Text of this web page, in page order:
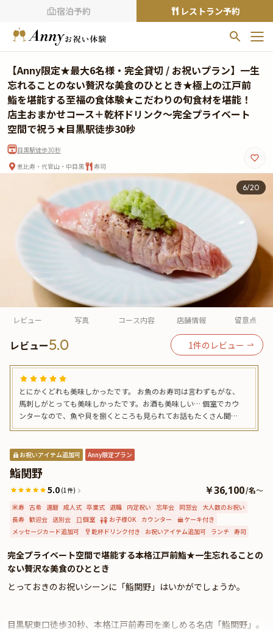
宿泊予約 レストラン予約
お気に入りプラン
お気に入りの登録がありません
プランの をクリックすることで
お気に入りに追加できます。
閲覧履歴
閲覧履歴はありません
過去に見たお店が最大10件まで表示されます。
10件を超えると、古いものから順に削除されます。
Annyお祝い体験について
Annyお祝いアイテムについて
よくあるご質問
お問い合わせ
【Anny限定★最大6名様・完全貸切 / お祝いプラン】一生
忘れることのない贅沢な美食のひととき★極上の江戸前
鮨を堪能する至福の食体験★こだわりの旬食材を堪能！
店主おまかせコース＋乾杯ドリンク〜完全プライベート
空間で祝う★目黒駅徒歩30秒
目黒駅徒歩30秒
恵比寿・代官山・中目黒
寿司
6/20
レビュー 写真 コース内容 店舗情報 留意点
レビュー5.0 1件のレビュー
とにかくどれも美味しかったです。 お魚のお寿司は言わずもがな、
馬刺しがとっても美味しかったです。お酒も美味しい… 個室でカウ
ンターなので、魚や貝を捌くところも見られてお話もたくさん聞け
ました。 今回はお供しましたが、記念日などにもまた予約して来て
す。
お祝いアイテム追加可 Anny限定プラン
鮨関野
5.0 (1件) ￥36,100/名～
米寿 古希 還暦 成人式 卒業式 退職 内定祝い 忘年会 同窓会 大人数のお祝い
長寿 歓迎会 送別会 個室 お子様OK カウンター
ケーキ付き
メッセージカード追加可
乾杯ドリンク付き お祝いアイテム追加可 ランチ 寿司
完全プライベート空間で堪能する本格江戸前鮨★一生忘れることの
ない贅沢な美食のひととき
とっておきのお祝いシーンに「鮨関野」はいかがでしょうか。
目黒駅東口徒歩30秒、本格江戸前寿司を楽しめる名店「鮨関野」。